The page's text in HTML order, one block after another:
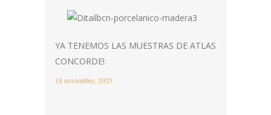
YA TENEMOS LAS MUESTRAS DE ATLAS
CONCORDE!.
18 noviembre, 2025